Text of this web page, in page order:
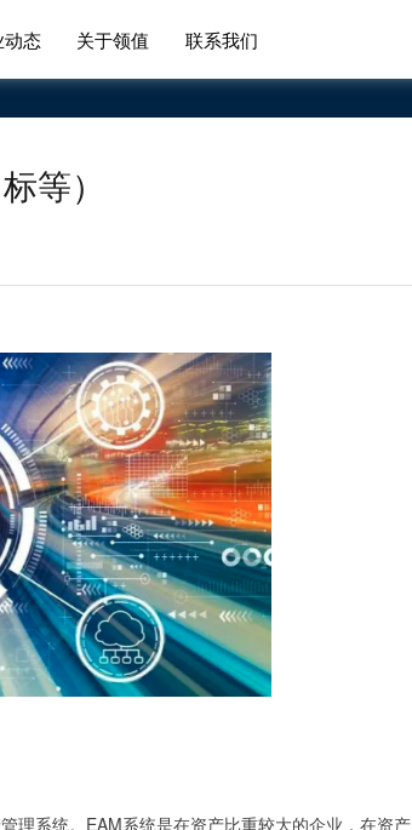
态 关于领值 联系我们
等）
理系统。EAM系统是在资产比重较大的企业，在资产